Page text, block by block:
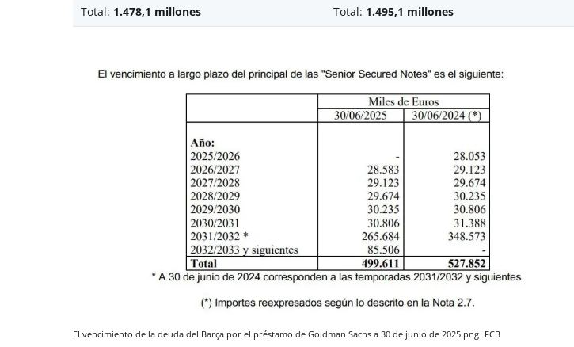
Total: 1.478,1 millones Total: 1.495,1 millones
El vencimiento de la deuda del Barça por el préstamo de Goldman Sachs a 30 de junio de 2025.png FCB